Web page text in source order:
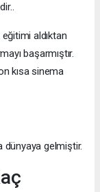
aldıktan
başarmıştır.
kısa sinema
dünyaya gelmiştir.